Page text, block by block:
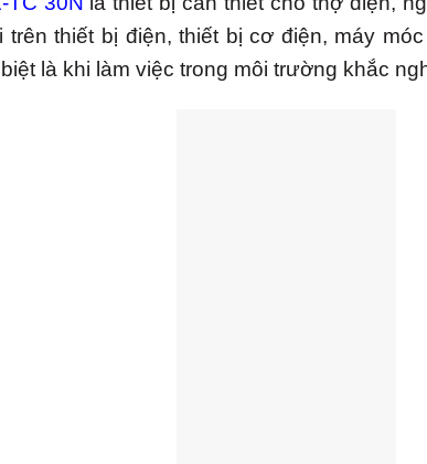
thiết bị điện, thiết bị cơ điện, máy
là khi làm việc trong môi trường khắc